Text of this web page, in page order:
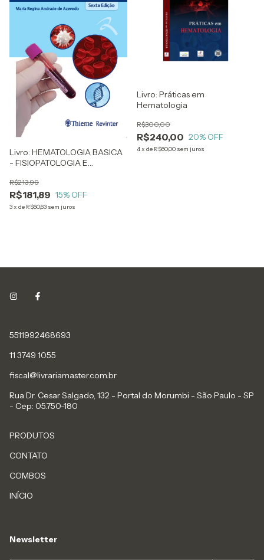
Livro: HEMATOLOGIA BASICA
- FISIOPATOLOGIA E
LABORATORIAL
R$181,89
R$213,99
15% OFF
3x de R$60,63 sem juros
Livro: Práticas em
Hematologia
R$240,00
R$300,00
20% OFF
4x de R$60,00 sem juros
5511992468693
11 3749 1055
fiscal@livrariamaster.com.br
Rua Dr. Cesar Salgado, 132 - Portal do Morumbi - São Paulo - SP
- Cep: 05.750-180
PRODUTOS
CONTATO
COMBOS
INÍCIO
Newsletter